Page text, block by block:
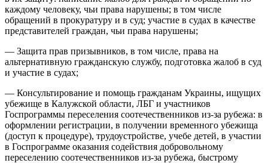
каждому человеку, чьи права нарушены; в том числе
обращений в прокуратуру и в суд; участие в судах в качестве
представителей граждан, чьи права нарушены;
— Защита прав призывников, в том числе, права на
альтернативную гражданскую службу, подготовка жалоб в суд
и участие в судах;
— Консультирование и помощь гражданам Украины, ищущих
убежище в Калужской области, ЛБГ и участников
Госпрограммы переселения соотечественников из-за рубежа: в
оформлении регистрации, в получении временного убежища
(доступ к процедуре), трудоустройстве, учебе детей, в участии
в Госпрограмме оказания содействия добровольному
переселению соотечественников из-за рубежа, быстрому